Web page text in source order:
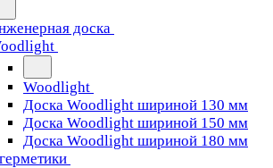
доска
Woodlight
Доска Woodlight шириной 130 мм
Доска Woodlight шириной 150 мм
Доска Woodlight шириной 180 мм